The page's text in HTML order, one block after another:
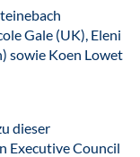
Gale (UK), Eleni
sowie Koen Lowet
dieser
Executive Council